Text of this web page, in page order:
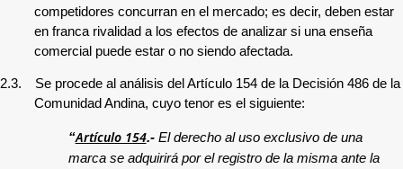
competidores concurran en el mercado; es decir, deben estar
en franca rivalidad a los efectos de analizar si una enseña
comercial puede estar o no siendo afectada.
2.3. Se procede al análisis del Artículo 154 de la Decisión 486 de la
Comunidad Andina, cuyo tenor es el siguiente:
“Artículo 154.-El derecho al uso exclusivo de una
marca se adquirirá por el registro de la misma ante la